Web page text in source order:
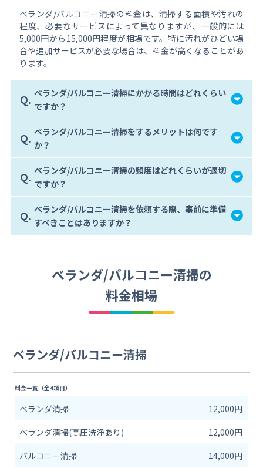
ベランダ/バルコニー清掃の料金は、清掃する面積や汚れの
程度、必要なサービスによって異なりますが、一般的には
5,000円から15,000円程度が相場です。特に汚れがひどい場
合や追加サービスが必要な場合は、料金が高くなることがあ
ります。
Q. ベランダ/バルコニー清掃にかかる時間はどれくらい
ですか？
Q. ベランダ/バルコニー清掃をするメリットは何です
か？
Q. ベランダ/バルコニー清掃の頻度はどれくらいが適切
ですか？
Q. ベランダ/バルコニー清掃を依頼する際、事前に準備
すべきことはありますか？
ベランダ/バルコニー清掃の
料金相場
ベランダ/バルコニー清掃
料金一覧（全4項目）
ベランダ清掃
12,000円
ベランダ清掃(高圧洗浄あり)
12,000円
バルコニー清掃
14,000円